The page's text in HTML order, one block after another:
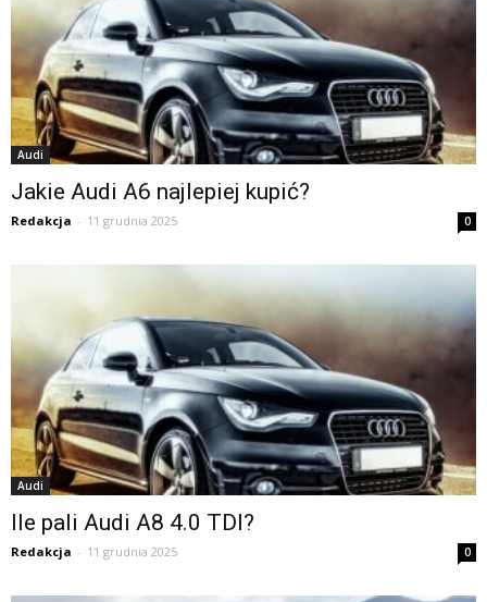
Audi
Jakie Audi A6 najlepiej kupić?
Redakcja - 11 grudnia 2025 0
Audi
Ile pali Audi A8 4.0 TDI?
Redakcja - 11 grudnia 2025 0